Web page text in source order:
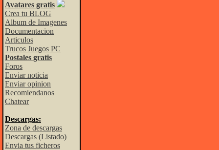
Avatares gratis
Crea tu BLOG
Album de Imagenes
Documentacion
Articulos
Trucos Juegos PC
Postales gratis
Foros
Enviar noticia
Enviar opinion
Recomiendanos
Chatear
Descargas:
Zona de descargas
Descargas (Listado)
Envia tus ficheros